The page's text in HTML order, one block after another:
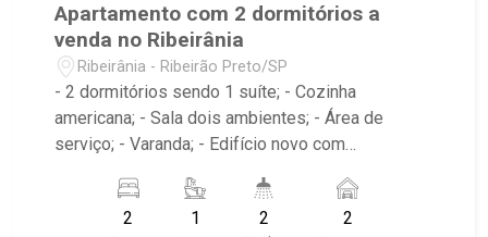
Apartamento com 2 dormitórios a
venda no Ribeirânia
Ribeirânia - Ribeirão Preto/SP
- 2 dormitórios sendo 1 suíte; - Cozinha
americana; - Sala dois ambientes; - Área de
serviço; - Varanda; - Edifício novo com
churrasqueira; - Localizado próximo ao Próximo a
Unaerp, Bar do Mineiro, Giacomo`s Pizza,Health
2 1 2 2